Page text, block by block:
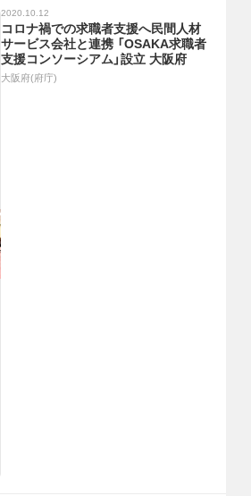
2020.10.12
コロナ禍での求職者支援へ民間人材
サービス会社と連携 「OSAKA求職者
支援コンソーシアム」設立 大阪府
大阪府(府庁)